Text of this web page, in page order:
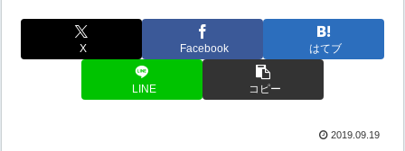
X Facebook はてブ
LINE コピー
2019.09.19